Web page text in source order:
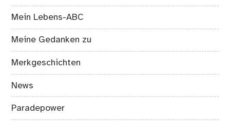
Mein Lebens-ABC
Meine Gedanken zu
Merkgeschichten
News
Paradepower